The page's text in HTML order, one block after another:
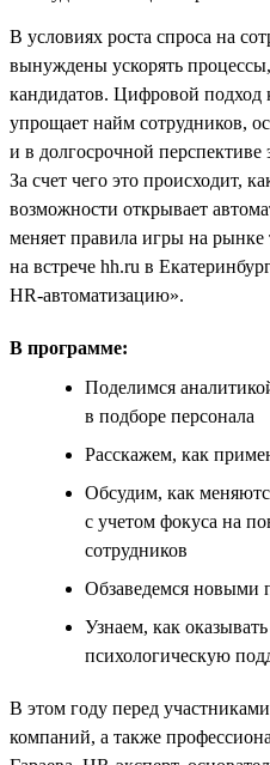
В условиях роста спроса на
вынуждены ускорять
кандидатов. Цифровой подход
упрощает найм сотрудников,
и в долгосрочной
За счет чего это происходит,
возможности открывает
меняет правила игры на
на встрече hh.ru в
HR-автоматизацию».
В программе:
Поделимся
в подборе персонала
Расскажем, как
Обсудим, как
с учетом фокуса на
сотрудников
Обзаведемся новыми
Узнаем, как
психологическую
В этом году перед
компаний, а также